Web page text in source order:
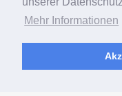
Mehr Informationen